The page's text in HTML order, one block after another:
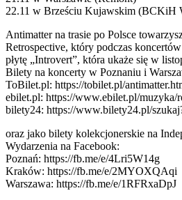
22.11 w Brześciu Kujawskim (BCKiH
Antimatter na trasie po Polsce
Retrospective, który podczas
płytę „Introvert”, która ukaże się w
Bilety na koncerty w Poznaniu i
ToBilet.pl: https://tobilet.pl/
ebilet.pl: https://www.ebilet.pl/muzyka/
bilety24: https://www.bilety24.pl/
oraz jako bilety kolekcjonerskie na
Wydarzenia na Facebook:
Poznań: https://fb.me/e/4Lri5W14g
Kraków: https://fb.me/e/2MYOXQAqi
Warszawa: https://fb.me/e/1RFRxaDpJ